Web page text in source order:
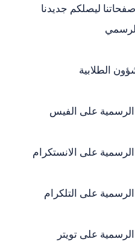
صفحاتنا ليصلكم جديدنا
الطلابية
على الفيس
على الانستكرام
على التلكرام
على تويتر